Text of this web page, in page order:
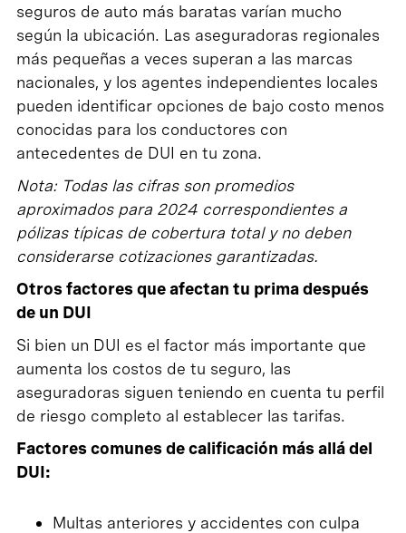
seguros de auto más baratas varían mucho
según la ubicación. Las aseguradoras regionales
más pequeñas a veces superan a las marcas
nacionales, y los agentes independientes locales
pueden identificar opciones de bajo costo menos
conocidas para los conductores con
antecedentes de DUI en tu zona.
Nota: Todas las cifras son promedios
aproximados para 2024 correspondientes a
pólizas típicas de cobertura total y no deben
considerarse cotizaciones garantizadas.
Otros factores que afectan tu prima después
de un DUI
Si bien un DUI es el factor más importante que
aumenta los costos de tu seguro, las
aseguradoras siguen teniendo en cuenta tu perfil
de riesgo completo al establecer las tarifas.
Factores comunes de calificación más allá del
DUI:
Multas anteriores y accidentes con culpa